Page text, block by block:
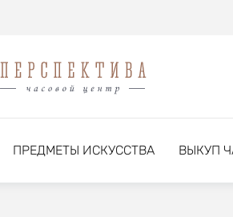
ПРЕДМЕТЫ ИСКУССТВА ВЫКУП